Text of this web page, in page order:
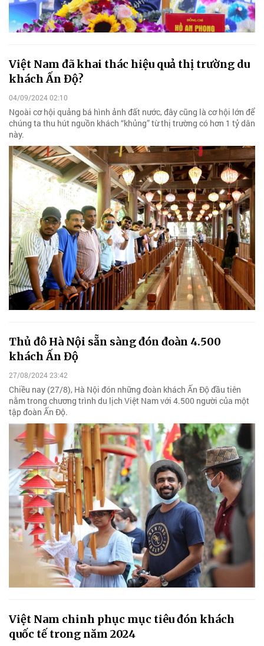
Việt Nam đã khai thác hiệu quả thị trường du
khách Ấn Độ?
04/09/2024 02:10
Ngoài cơ hội quảng bá hình ảnh đất nước, đây cũng là cơ hội lớn để
chúng ta thu hút nguồn khách “khủng” từ thị trường có hơn 1 tỷ dân
này.
Thủ đô Hà Nội sẵn sàng đón đoàn 4.500
khách Ấn Độ
27/08/2024 23:42
Chiều nay (27/8), Hà Nội đón những đoàn khách Ấn Độ đầu tiên
nằm trong chương trình du lịch Việt Nam với 4.500 người của một
tập đoàn Ấn Độ.
Việt Nam chinh phục mục tiêu đón khách
quốc tế trong năm 2024